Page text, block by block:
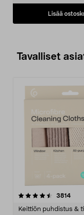
Lisää
Tavalliset
3814
Keittiön puhdistus &
4.5viidestä